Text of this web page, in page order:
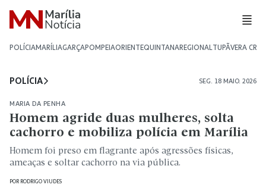
POLÍCIAMARÍLIAGARÇAPOMPEIAORIENTEQUINTANAREGIONALTUPÃVERA CRUZ
POLÍCIA SEG. 18 MAIO. 2026
MARIA DA PENHA
Homem agride duas mulheres, solta
cachorro e mobiliza polícia em Marília
Homem foi preso em flagrante após agressões físicas,
ameaças e soltar cachorro na via pública.
POR RODRIGO VIUDES